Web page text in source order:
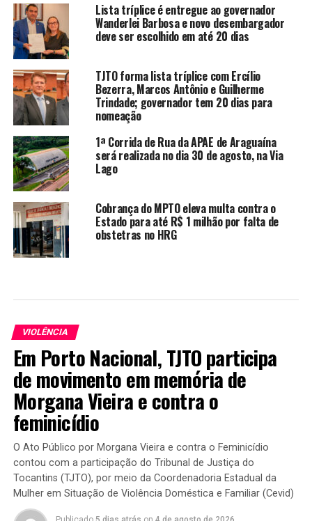
Lista tríplice é entregue ao governador
Wanderlei Barbosa e novo desembargador
deve ser escolhido em até 20 dias
TJTO forma lista tríplice com Ercílio
Bezerra, Marcos Antônio e Guilherme
Trindade; governador tem 20 dias para
nomeação
1ª Corrida de Rua da APAE de Araguaína
será realizada no dia 30 de agosto, na Via
Lago
Cobrança do MPTO eleva multa contra o
Estado para até R$ 1 milhão por falta de
obstetras no HRG
VIOLÊNCIA
Em Porto Nacional, TJTO participa
de movimento em memória de
Morgana Vieira e contra o
feminicídio
O Ato Público por Morgana Vieira e contra o Feminicídio
contou com a participação do Tribunal de Justiça do
Tocantins (TJTO), por meio da Coordenadoria Estadual da
Mulher em Situação de Violência Doméstica e Familiar (Cevid)